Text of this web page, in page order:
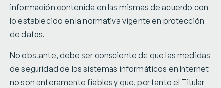
información contenida en las mismas de acuerdo con
lo establecido en la normativa vigente en protección
de datos.
No obstante, debe ser consciente de que las medidas
de seguridad de los sistemas informáticos en Internet
no son enteramente fiables y que, por tanto el Titular